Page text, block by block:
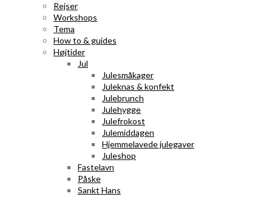
Rejser
Workshops
Tema
How to & guides
Højtider
Jul
Julesmåkager
Juleknas & konfekt
Julebrunch
Julehygge
Julefrokost
Julemiddagen
Hjemmelavede julegaver
Juleshop
Fastelavn
Påske
Sankt Hans